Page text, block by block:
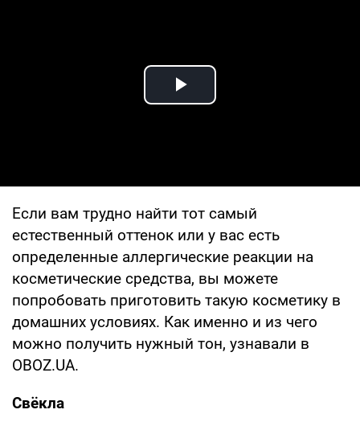
Play Video
Если вам трудно найти тот самый
естественный оттенок или у вас есть
определенные аллергические реакции на
косметические средства, вы можете
попробовать приготовить такую косметику в
домашних условиях. Как именно и из чего
можно получить нужный тон, узнавали в
OBOZ.UA.
Свёкла